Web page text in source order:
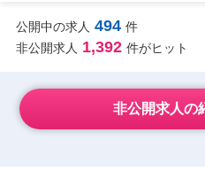
公開中の求人 494 件
非公開求人 1,392 件がヒット
非公開求人の